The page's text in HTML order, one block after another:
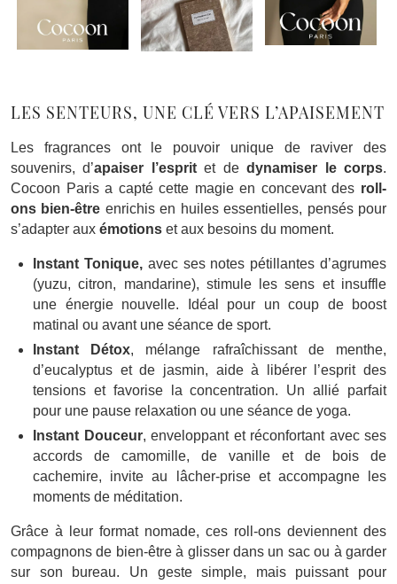
LES SENTEURS, UNE CLÉ VERS L’APAISEMENT
Les fragrances ont le pouvoir unique de raviver des
souvenirs, d’apaiser l’espritet dedynamiser le corps.
Cocoon Paris a capté cette magie en concevant des roll-
ons bien-être enrichis en huiles essentielles, pensés pour
s’adapter aux émotions et aux besoins du moment.
Instant Tonique,avec ses notes pétillantes d’agrumes
(yuzu, citron, mandarine), stimule les sens et insuffle
une énergie nouvelle. Idéal pour un coup de boost
matinal ou avant une séance de sport.
Instant Détox, mélange rafraîchissant de menthe,
d’eucalyptus et de jasmin, aide à libérer l’esprit des
tensions et favorise la concentration. Un allié parfait
pour une pause relaxation ou une séance de yoga.
Instant Douceur, enveloppant et réconfortant avec ses
accords de camomille, de vanille et de bois de
cachemire, invite au lâcher-prise et accompagne les
moments de méditation.
Grâce à leur format nomade, ces roll-ons deviennent des
compagnons de bien-être à glisser dans un sac ou à garder
sur son bureau. Un geste simple, mais puissant pour